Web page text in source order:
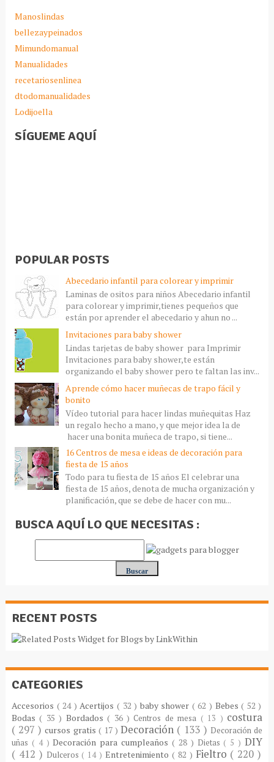
Manoslindas
bellezaypeinados
Mimundomanual
Manualidades
recetariosenlinea
dtodomanualidades
Lodijoella
SÍGUEME AQUÍ
POPULAR POSTS
Abecedario infantil para colorear y imprimir
Laminas de ositos para niños Abecedario infantil
para colorear y imprimir,tienes pequeños que
están por aprender el abecedario y ahun no ...
Invitaciones para baby shower
Lindas tarjetas de baby shower para Imprimir
Invitaciones para baby shower,te están
organizando el baby shower pero te faltan las inv...
Aprende cómo hacer muñecas de trapo fácil y
bonito
Vídeo tutorial para hacer lindas muñequitas Haz
un regalo hecho a mano, y que mejor idea la de
hacer una bonita muñeca de trapo, si tiene...
16 Centros de mesa e ideas de decoración para
fiesta de 15 años
Todo para tu fiesta de 15 años El celebrar una
fiesta de 15 años, denota de mucha organización y
planificación, que se debe de hacer con mu...
BUSCA AQUÍ LO QUE NECESITAS :
RECENT POSTS
CATEGORIES
Accesorios ( 24 )Acertijos ( 32 ) baby shower ( 62 ) Bebes( 52 )
Bodas( 35 ) Bordados( 36 ) Centros de mesa ( 13 ) costura
( 297 )cursos gratis ( 17 )Decoración ( 133 ) Decoración de
uñas ( 4 )Decoración para cumpleaños( 28 ) Dietas ( 5 )DIY
( 412 ) Dulceros ( 14 )Entretenimiento ( 82 ) Fieltro ( 220 )